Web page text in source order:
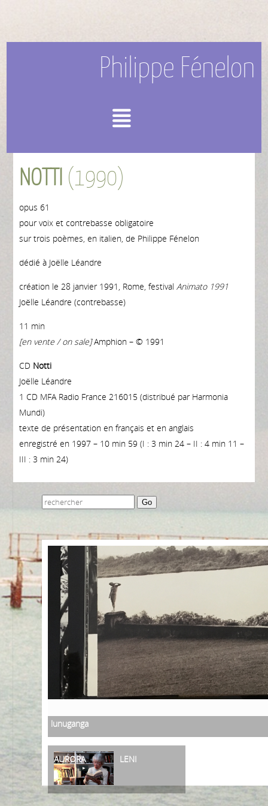
Philippe Fénelon
NOTTI(1990)
opus 61
pour voix et contrebasse obligatoire
sur trois poèmes, en italien, de Philippe Fénelon
dédié à Joëlle Léandre
création le 28 janvier 1991, Rome, festival Animato 1991
Joëlle Léandre (contrebasse)
11 min
[en vente / on sale]Amphion – © 1991
CD Notti
Joëlle Léandre
1 CD MFA Radio France 216015 (distribué par Harmonia
Mundi)
texte de présentation en français et en anglais
enregistré en 1997 – 10 min 59 (I : 3 min 24 – II : 4 min 11 –
III : 3 min 24)
Go
lunuganga
AURORA LENI